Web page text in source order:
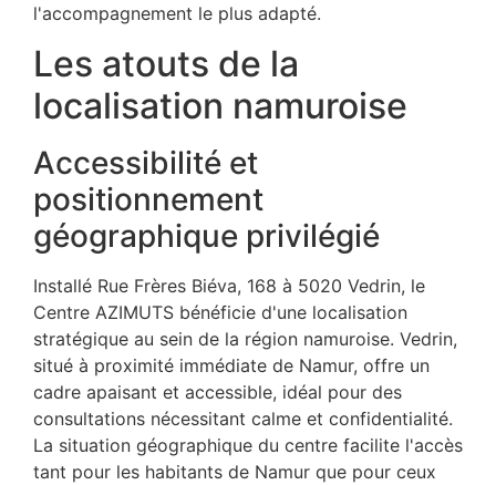
l'accompagnement le plus adapté.
Les atouts de la
localisation namuroise
Accessibilité et
positionnement
géographique privilégié
Installé Rue Frères Biéva, 168 à 5020 Vedrin, le
Centre AZIMUTS bénéficie d'une localisation
stratégique au sein de la région namuroise. Vedrin,
situé à proximité immédiate de Namur, offre un
cadre apaisant et accessible, idéal pour des
consultations nécessitant calme et confidentialité.
La situation géographique du centre facilite l'accès
tant pour les habitants de Namur que pour ceux